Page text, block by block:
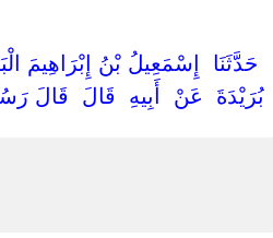
‏حَدَّثَنَا ‏ ‏إِسْمَعِيلُ بْنُ إِبْرَاهِيمَ
بُرَيْدَةَ ‏ ‏عَنْ ‏ ‏أَبِيهِ ‏ ‏قَالَ ‏ ‏قَالَ